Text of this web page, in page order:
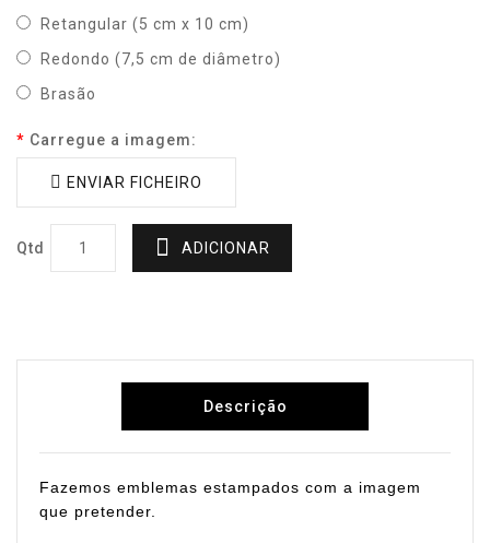
Retangular (5 cm x 10 cm)
Redondo (7,5 cm de diâmetro)
Brasão
Carregue a imagem:
ENVIAR FICHEIRO
Qtd ADICIONAR
Descrição
Fazemos emblemas estampados com a imagem
que pretender.